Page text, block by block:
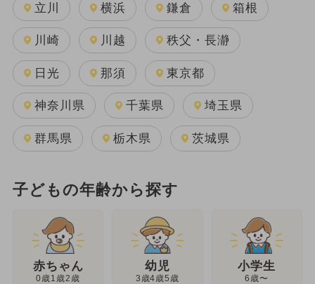
立川 横浜 鎌倉 箱根
川崎 川越 秩父・長瀞
日光 那須 東京都
神奈川県 千葉県 埼玉県
群馬県 栃木県 茨城県
子どもの年齢から探す
赤ちゃん
0歳1歳2歳
幼児
3歳4歳5歳
小学生
6歳〜